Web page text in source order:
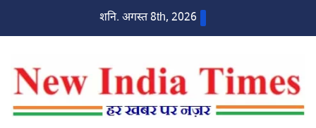
शनि. अगस्त 8th, 2026